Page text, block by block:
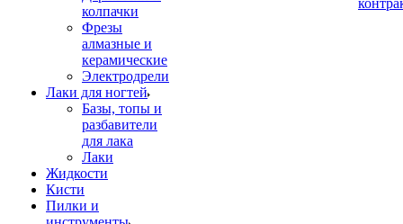
колпачки
Фрезы
алмазные и
керамические
Электродрели
Лаки для ногтей
Базы, топы и
разбавители
для лака
Лаки
Жидкости
Кисти
Пилки и